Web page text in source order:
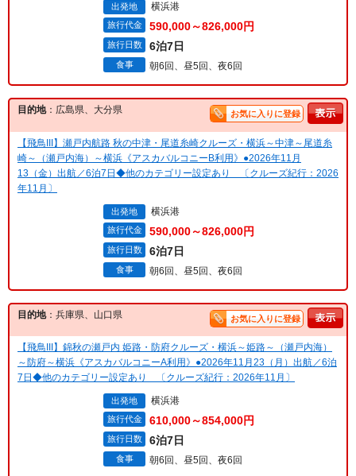
出発地 横浜港
旅行代金 590,000～826,000円
旅行日数 6泊7日
食事 朝6回、昼5回、夜6回
目的地：広島県、大分県 お気に入りに登録
【飛鳥III】瀬戸内航路 秋の中津・尾道糸崎クルーズ・横浜～中津～尾道糸
崎～（瀬戸内海）～横浜《アスカバルコニーB利用》●2026年11月
13（金）出航／6泊7日◆他のカテゴリー設定あり 〔クルーズ紀行：2026
年11月〕
出発地 横浜港
旅行代金 590,000～826,000円
旅行日数 6泊7日
食事 朝6回、昼5回、夜6回
目的地：兵庫県、山口県 お気に入りに登録
【飛鳥III】錦秋の瀬戸内 姫路・防府クルーズ・横浜～姫路～（瀬戸内海）
～防府～横浜《アスカバルコニーA利用》●2026年11月23（月）出航／6泊
7日◆他のカテゴリー設定あり 〔クルーズ紀行：2026年11月〕
出発地 横浜港
旅行代金 610,000～854,000円
旅行日数 6泊7日
食事 朝6回、昼5回、夜6回